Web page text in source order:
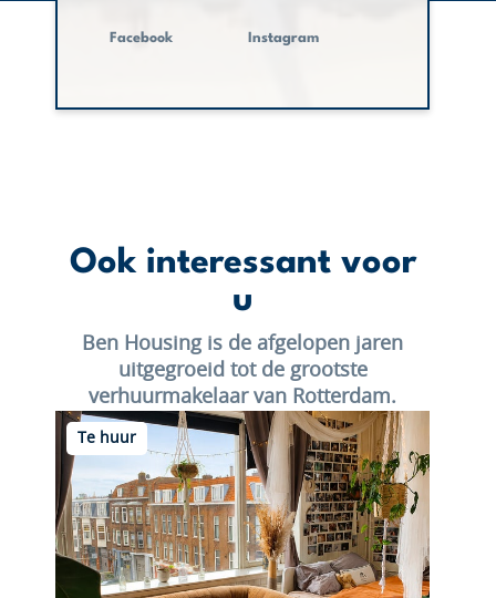
Facebook Instagram
Ook interessant voor
u
Ben Housing is de afgelopen jaren
uitgegroeid tot de grootste
verhuurmakelaar van Rotterdam.
Te huur